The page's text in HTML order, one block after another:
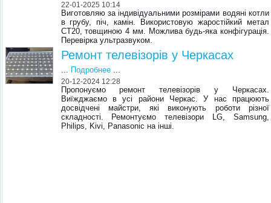
22-01-2025 10:14
Виготовляю за індивідуальними розмірами водяні котли
в грубу, піч, камін. Використовую жаростійкий метал
СТ20, товщиною 4 мм. Можлива будь-яка конфігурація.
Перевірка ультразвуком.
Ремонт телевізорів у Черкасах
... Подробнее...
20-12-2024 12:28
Пропонуємо ремонт телевізорів у Черкасах.
Виїжджаємо в усі райони Черкас. У нас працюють
досвідчені майстри, які виконують роботи різної
складності. Ремонтуємо телевізори LG, Samsung,
Philips, Kivi, Panasonic на інші.